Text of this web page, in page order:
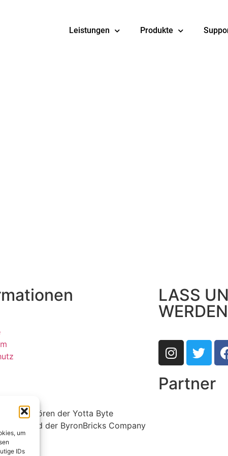
um
IDs
Leistungen Produkte
gehören der Yotta Byte
GmbH und der ByronBricks Company
LASS
WERDEN
Partner